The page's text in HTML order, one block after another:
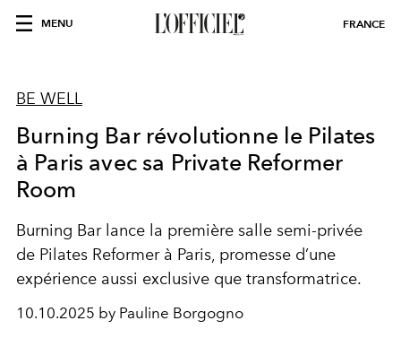
MENU FRANCE
BE WELL
Burning Bar révolutionne le Pilates
à Paris avec sa Private Reformer
Room
Burning Bar lance la première salle semi-privée
de Pilates Reformer à Paris, promesse d’une
expérience aussi exclusive que transformatrice.
10.10.2025 by Pauline Borgogno